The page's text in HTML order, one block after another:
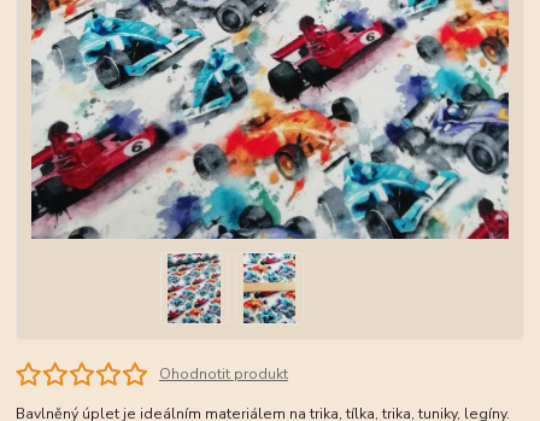
Ohodnotit produkt
Bavlněný úplet je ideálním materiálem na trika, tílka, trika, tuniky, legíny.